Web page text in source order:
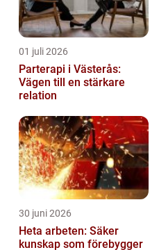
01 juli 2026
Parterapi i Västerås:
Vägen till en stärkare
relation
30 juni 2026
Heta arbeten: Säker
kunskap som förebygger